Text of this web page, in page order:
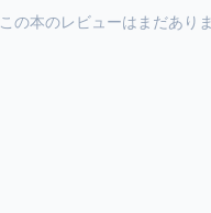
この本のレビューはまだありま